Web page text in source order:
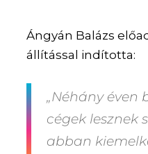
Ángyán Balázs
állítással indította:
„Néhány éven
cégek lesznek
abban